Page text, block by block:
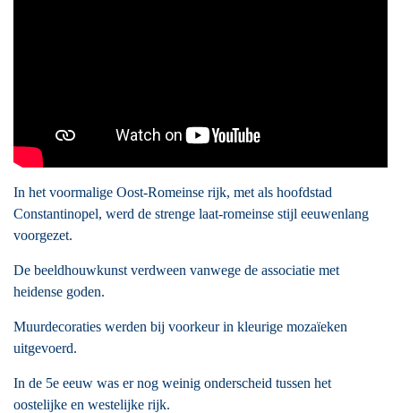
In het voormalige Oost-Romeinse rijk, met als hoofdstad
Constantinopel, werd de strenge laat-romeinse stijl eeuwenlang
voorgezet.
De beeldhouwkunst verdween vanwege de associatie met
heidense goden.
Muurdecoraties werden bij voorkeur in kleurige mozaïeken
uitgevoerd.
In de 5e eeuw was er nog weinig onderscheid tussen het
oostelijke en westelijke rijk.